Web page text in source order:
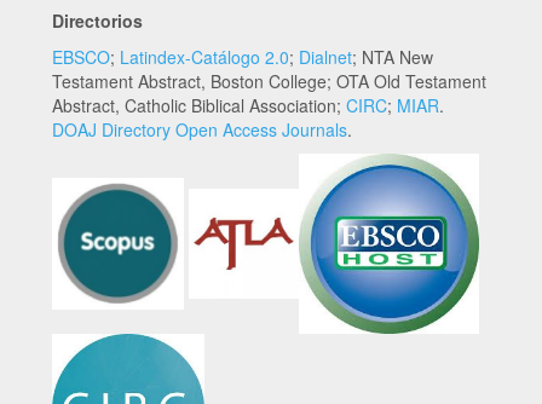
Directorios
EBSCO; Latindex-Catálogo 2.0; Dialnet; NTA New
Testament Abstract, Boston College; OTA Old Testament
Abstract, Catholic Biblical Association; CIRC; MIAR.
DOAJ Directory Open Access Journals.